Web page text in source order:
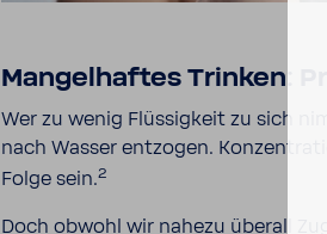
Mangel­haftes Trinken:
Wer zu wenig Flüs­sig­keit zu sich
nach Wasser entzogen.
Folge sein.2
Doch obwohl wir nahezu überall